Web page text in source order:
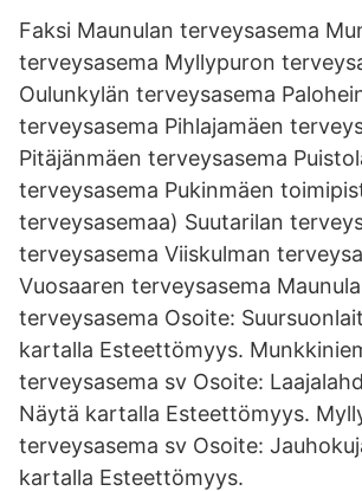
Faksi Maunulan terveysasema
terveysasema Myllypuron
Oulunkylän terveysasema
terveysasema Pihlajamäen
Pitäjänmäen terveysasema
terveysasema Pukinmäen
terveysasemaa) Suutarilan
terveysasema Viiskulman
Vuosaaren terveysasema
terveysasema Osoite:
kartalla Esteettömyys.
terveysasema sv Osoite:
Näytä kartalla Esteettömyys.
terveysasema sv Osoite:
kartalla Esteettömyys.